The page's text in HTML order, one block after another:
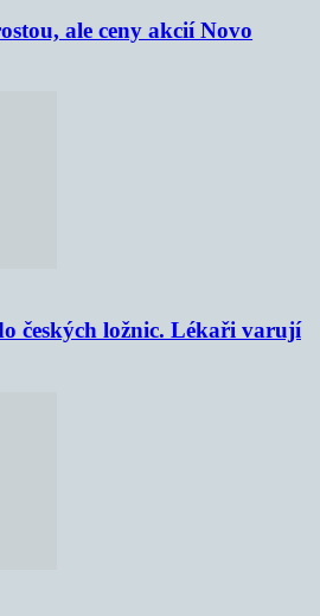
ale ceny akcií Novo
českých ložnic. Lékaři varují